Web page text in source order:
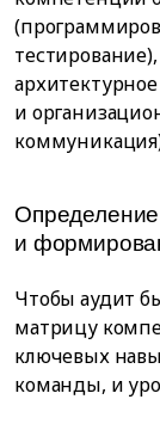
и
и
Чтобы аудит
матрицу
ключевых
команды, и